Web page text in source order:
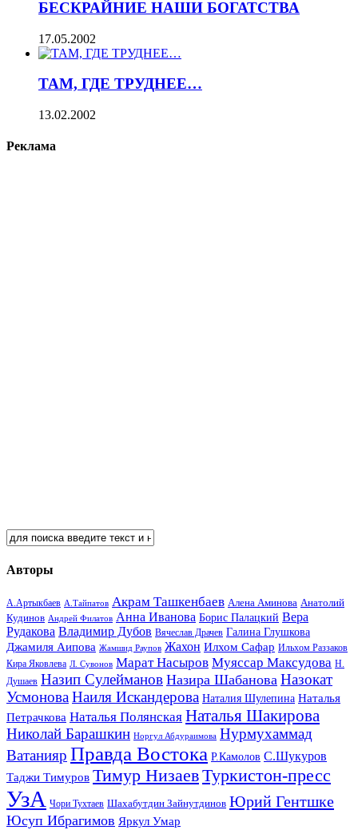
БЕСКРАЙНИЕ НАШИ БОГАТСТВА
17.05.2002
ТАМ, ГДЕ ТРУДНЕЕ…
13.02.2002
Реклама
Авторы
А.Артыкбаев А.Тайпатов Акрам Ташкенбаев Алена Аминова Анатолий
Кудинов Андрей Филатов Анна Иванова Борис Палацкий Вера
Рудакова Владимир Дубов Вячеслав Драчев Галина Глушкова
Джамиля Аипова Жамшид Раупов Жахон Илхом Сафар Ильхом Раззаков
Кира Яковлева Л. Сувонов Марат Насыров Муяссар Максудова Н.
Душаев Назип Сулейманов Назира Шабанова Назокат
УсмоноваНаиля Искандерова Наталия Шулепина Наталья
Петрачкова Наталья Полянская Наталья Шакирова
Николай Барашкин Норгул Абдураимова Нурмухаммад
Ватанияр Правда Востока Р.Камолов С.Шукуров
Таджи Тимуров Тимур НизаевТуркистон-пресс
УзА Чори Тухтаев Шахабутдин Зайнутдинов Юрий Гентшке
Юсуп Ибрагимов Яркул Умар